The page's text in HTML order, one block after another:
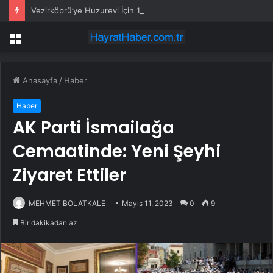
Vezirköprü’ye Huzurevi İçin 192 Milyon Lira
Menü
Anasayfa / Haber
Haber
AK Parti İsmailağa
Cemaatinde: Yeni Şeyhi
Ziyaret Ettiler
MEHMET BOLATKALE Mayıs 11, 2023 0 9
Bir dakikadan az